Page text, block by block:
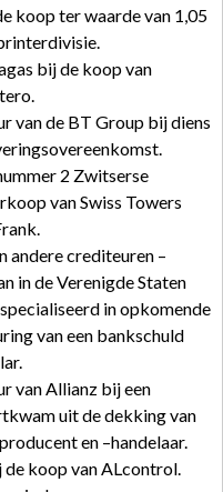
koop ter waarde van 1,05
bij de koop van
van de BT Group bij diens
2 Zwitserse
van Swiss Towers
andere crediteuren –
in de Verenigde Staten
in opkomende
van een bankschuld
van Allianz bij een
uit de dekking van
en –handelaar.
koop van ALcontrol.